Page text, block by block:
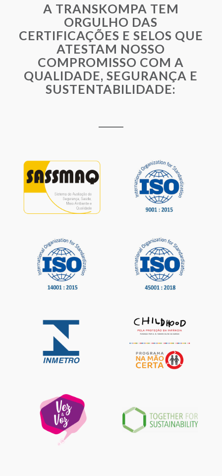
A TRANSKOMPA TEM
ORGULHO DAS
CERTIFICAÇÕES E SELOS QUE
ATESTAM NOSSO
COMPROMISSO COM A
QUALIDADE, SEGURANÇA E
SUSTENTABILIDADE: